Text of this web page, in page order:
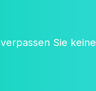
Sie keine